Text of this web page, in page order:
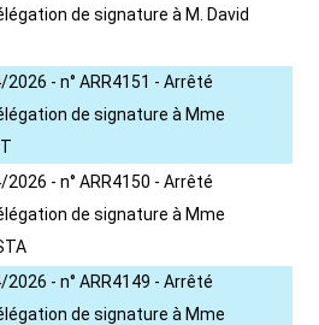
de signature à M. David
- n° ARR4151 - Arrêté
de signature à Mme
- n° ARR4150 - Arrêté
de signature à Mme
- n° ARR4149 - Arrêté
de signature à Mme